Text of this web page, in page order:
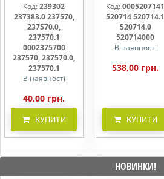
237570.1
Код:239302
237383.0 237570,
237570.0,
237570.1
0002375700
237570, 237570.0,
237570.1
В наявності
40,00 грн.
КУПИТИ
прижим коси
520714, 520714.0
Код: 0005207141
520714 520714.1
520714.0
520714000
В наявності
538,00 грн.
КУПИТИ
НОВИНКИ!